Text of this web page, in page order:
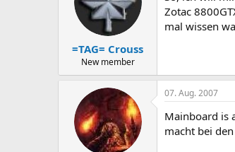
=TAG= Crouss
New member
Zotac
mal wissen
07. Aug. 2007
Mainboard is
macht bei